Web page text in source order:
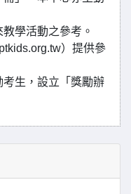
學活動之參考。
）提供參
生，設立「獎勵辦